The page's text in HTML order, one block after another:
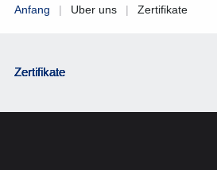
Anfang | Uber uns | Zertifikate
Zertifikate